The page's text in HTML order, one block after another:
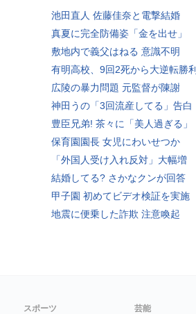
池田直人 佐藤佳奈と電撃結婚
真夏に完全防備姿「金を出せ」
敷地内で義父はねる 意識不明
有明高校、9回2死から大逆転勝利
広陵の暴力問題 元監督が陳謝
神田うの「3回流産してる」告白
豊臣兄弟! 茶々に「美人過ぎる」
保育園園長 女児にわいせつか
「外国人受け入れ反対」大幅増
結婚してる? さかなクンが回答
甲子園 初めてビデオ検証を実施
地震に便乗した詐欺 注意喚起
スポーツ 芸能